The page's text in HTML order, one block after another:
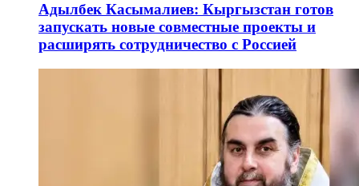
Адылбек Касымалиев: Кыргызстан готов
запускать новые совместные проекты и
расширять сотрудничество с Россией